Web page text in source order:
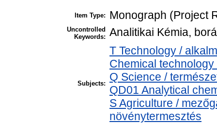
Item Type: Monograph (Project
Uncontrolled
Keywords: Analitikai Kémia,
Subjects:
T Technology /
Chemical
Q Science /
QD01 Analytical
S Agriculture /
növénytermesztés